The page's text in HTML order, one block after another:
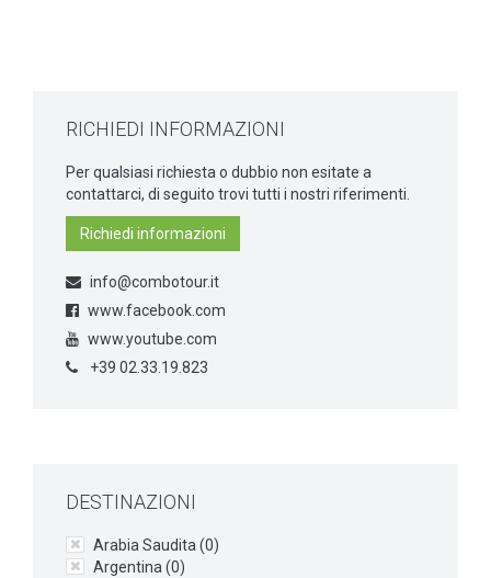
RICHIEDI INFORMAZIONI
Per qualsiasi richiesta o dubbio non esitate a
contattarci, di seguito trovi tutti i nostri riferimenti.
Richiedi informazioni
info@combotour.it
www.facebook.com
www.youtube.com
+39 02.33.19.823
DESTINAZIONI
Arabia Saudita (0)
Argentina (0)